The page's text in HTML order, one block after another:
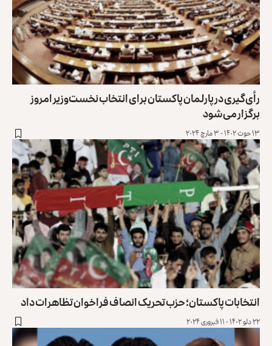
رأی‌گیری در پارلمان پاکستان برای انتخاب نخست‌وزیر امروز
برگزار می‌شود
۱۳ حوت ۱۴۰۲ - ۳ مارچ ۲۰۲۴
انتخابات پاکستان؛ حزب تحریک انصاف فراخوان تظاهرات داد
۲۲ دلو ۱۴۰۲ - ۱۱ فبروری ۲۰۲۴